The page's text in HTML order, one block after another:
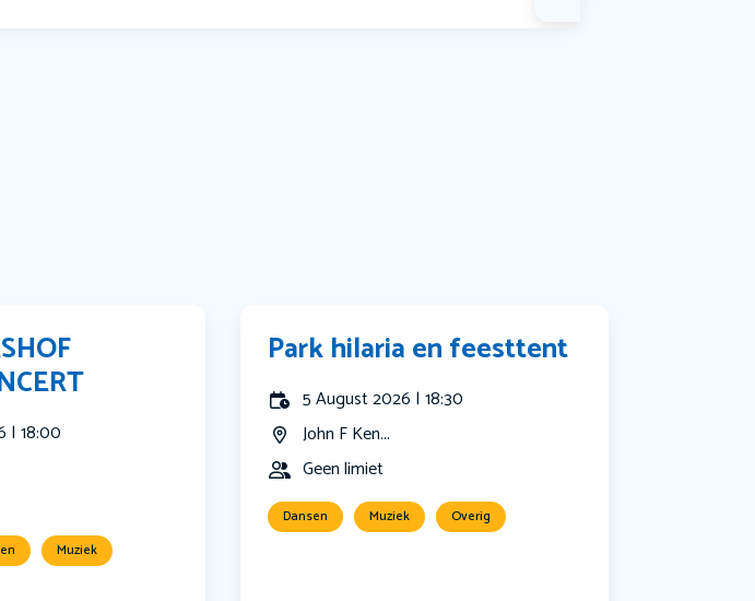
| 18:00
Muziek
Park hilaria en feesttent
5 August 2026 | 18:30
John F Ken...
Geen limiet
Dansen Muziek Overig